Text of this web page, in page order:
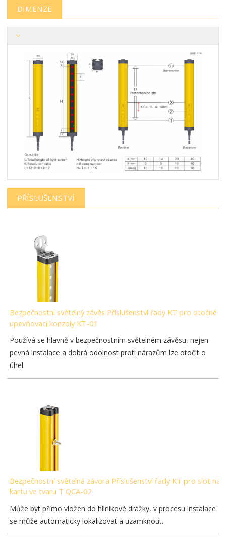
DIMENZE
PŘÍSLUŠENSTVÍ
Bezpečnostní světelný závěs Příslušenství řady KT pro otočné
upevňovací konzoly KT-01
Používá se hlavně v bezpečnostním světelném závěsu, nejen
pevná instalace a dobrá odolnost proti nárazům lze otočit o
úhel.
Bezpečnostní světelná závora Příslušenství řady KT pro slot na
kartu ve tvaru T QCA-02
Může být přímo vložen do hliníkové drážky, v procesu instalace
se může automaticky lokalizovat a uzamknout.